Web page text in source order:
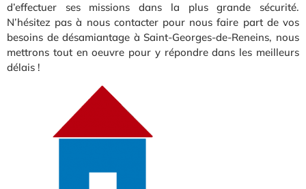
d’effectuer ses missions dans la plus grande sécurité.
N’hésitez pas à nous contacter pour nous faire part de vos
besoins de désamiantage à Saint-Georges-de-Reneins, nous
mettrons tout en oeuvre pour y répondre dans les meilleurs
délais !